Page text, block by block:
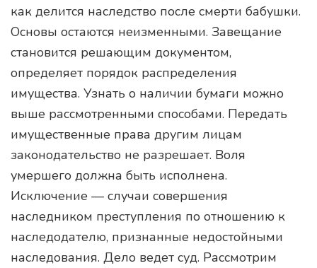
как делится наследство после смерти бабушки.
Основы остаются неизменными. Завещание
становится решающим документом,
определяет порядок распределения
имущества. Узнать о наличии бумаги можно
выше рассмотренными способами. Передать
имущественные права другим лицам
законодательство не разрешает. Воля
умершего должна быть исполнена.
Исключение — случаи совершения
наследником преступления по отношению к
наследодателю, признанные недостойными
наследования. Дело ведет суд. Рассмотрим